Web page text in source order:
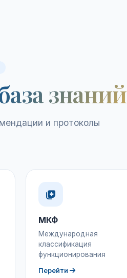
знаний
и протоколы
МКФ
Международная
классификация
функционирования
Перейти